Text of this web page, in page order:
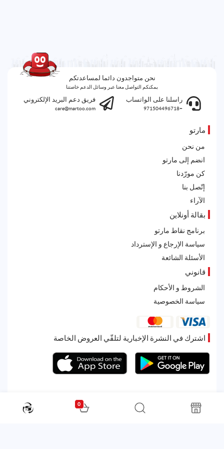
نحن متواجدون دائما لمساعدتكم
يمكنكم التواصل معنا عبر وسائل الدعم خاصتنا
راسلنا على الواتساب
+971504496718
فريق دعم البريد الإلكتروني
care@martoo.com
مارتو
من نحن
انضم إلى مارتو
كن مورّدنا
إتّصل بنا
الآراء
بقالة أونلاين
برنامج نقاط مارتو
سياسة الإرجاع و الإسترداد
الأسئلة الشائعة
قانوني
الشروط و الأحكام
سياسة الخصوصية
اشترك في النشرة الإخبارية لتلقّي العروض الخاصة
All rights reserved. Powered by Martoo © 2026
0